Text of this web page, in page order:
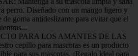
perro. Diseñado con un mango ligero y
de goma antideslizante para evitar que el
PARA LOS AMANTES DE LAS
cepillo para mascotas es un producto
para sus mascotas. ¡Regalo ideal para